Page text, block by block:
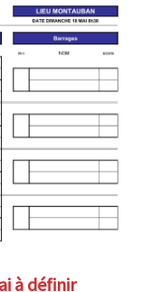
à définir